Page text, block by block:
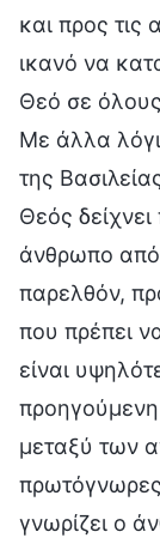
και προς τις
ικανό να
Θεό σε
Με άλλα
της
Θεός
άνθρωπο
παρελθόν,
που πρέπει
είναι
μεταξύ των
γνωρίζει ο